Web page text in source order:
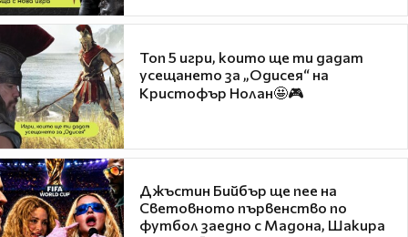
Топ 5 игри, които ще ти дадат
усещането за „Одисея“ на
Кристофър Нолан🤩🎮
Джъстин Бийбър ще пее на
Световното първенство по
футбол заедно с Мадона, Шакира